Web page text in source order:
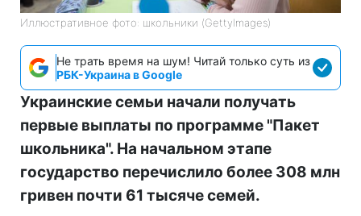
Иллюстративное фото: школьники (GettyImages)
Не трать время на шум! Читай только суть из
РБК-Украина в Google
Украинские семьи начали получать
первые выплаты по программе "Пакет
школьника". На начальном этапе
государство перечислило более 308 млн
гривен почти 61 тысяче семей.